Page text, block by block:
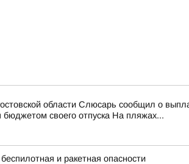
области Слюсарь сообщил о
бюджетом своего отпуска На пляжах...
и ракетная опасности